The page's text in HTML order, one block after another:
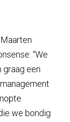
“We
graag een
we bondig